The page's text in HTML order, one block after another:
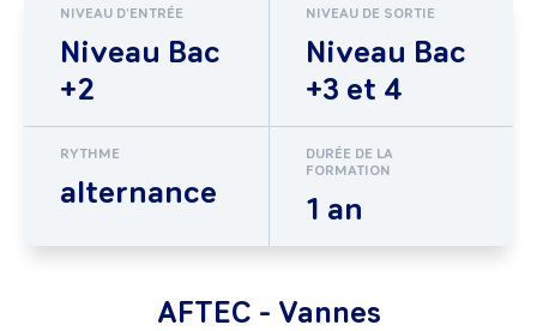
NIVEAU D'ENTRÉE
Niveau Bac
+2
NIVEAU DE SORTIE
Niveau Bac
+3 et 4
RYTHME
alternance
DURÉE DE LA
FORMATION
1 an
AFTEC - Vannes